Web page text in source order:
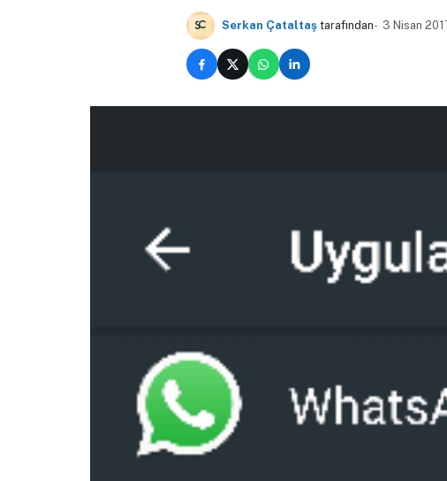
Serkan Çataltaş tarafından 3 Nisan